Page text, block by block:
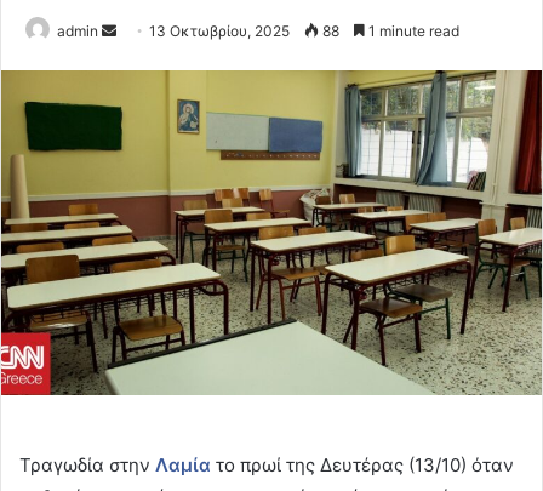
admin
Send13 Οκτωβρίου, 2025 88 1 minute read
Τραγωδία στην Λαμία το πρωί της Δευτέρας (13/10) όταν